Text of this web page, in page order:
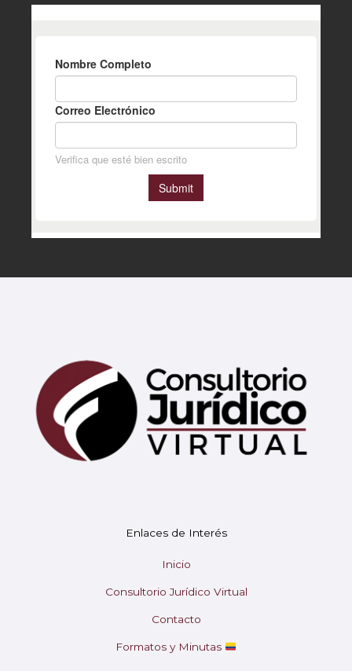
Enlaces de Interés
Inicio
Consultorio Jurídico Virtual
Contacto
Formatos y Minutas
Soy Mary tu asistente virtual.